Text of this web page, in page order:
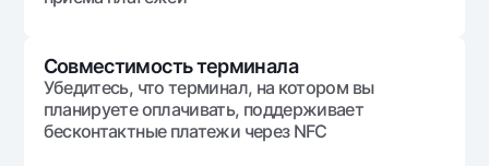
Совместимость терминала
Убедитесь, что терминал, на котором вы
планируете оплачивать, поддерживает
бесконтактные платежи через NFC